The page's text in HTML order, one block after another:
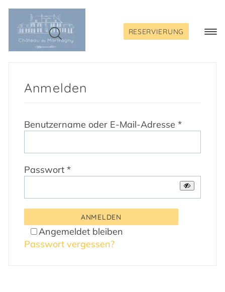
Skip
content
RESERVIERUNG
Anmelden
Benutzername oder E-Mail-Adresse *
Passwort *Erforderlich
Angemeldet bleiben
ANMELDEN
Passwort vergessen?